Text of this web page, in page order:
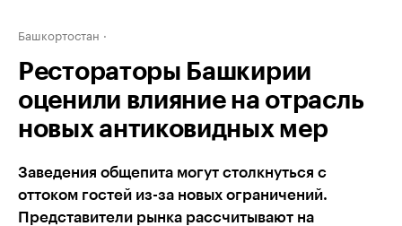
Башкортостан
Рестораторы Башкирии
оценили влияние на отрасль
новых антиковидных мер
Заведения общепита могут столкнуться с
оттоком гостей из-за новых ограничений.
Представители рынка рассчитывают на